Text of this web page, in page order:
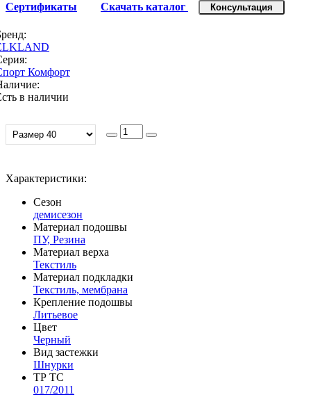
Сертификаты Скачать каталог Консультация
Комфорт
в наличии
Характеристики:
Сезон
демисезон
Материал подошвы
ПУ, Резина
Материал верха
Текстиль
Материал подкладки
Текстиль, мембрана
Крепление подошвы
Литьевое
Цвет
Черный
Вид застежки
Шнурки
ТР ТС
017/2011